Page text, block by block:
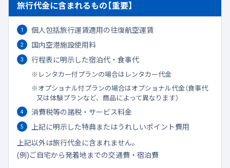
旅行代金に含まれるもの【重要】
個人包括旅行運賃適用の往復航空運賃
国内空港施設使用料
行程表に明示した宿泊代・食事代
レンタカー付プランの場合はレンタカー代金
オプショナル付プランの場合はオプショナル代金（食事代
又は体験プランなど、商品によって異なります）
消費税等の諸税・サービス料金
上記に明示した特典またはうれしいポイント費用
上記以外は旅行代金に含まれません。
(例)ご自宅から発着地までの交通費・宿泊費